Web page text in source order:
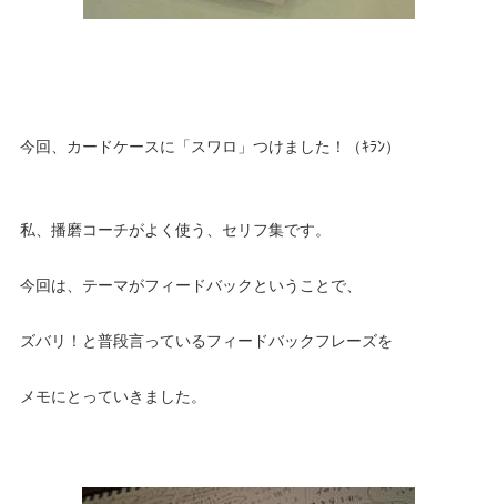
今回、カードケースに「スワロ」つけました！（ｷﾗﾝ）
私、播磨コーチがよく使う、セリフ集です。
今回は、テーマがフィードバックということで、
ズバリ！と普段言っているフィードバックフレーズを
メモにとっていきました。